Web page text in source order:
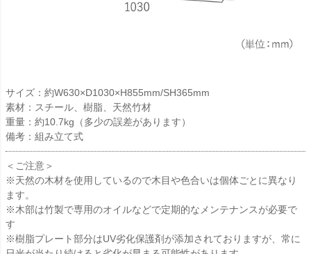
サイズ：約W630×D1030×H855mm/SH365mm
素材：スチール、樹脂、天然竹材
重量：約10.7kg（多少の誤差があります）
備考：組み立て式
＜ご注意＞
※天然の木材を使用しているので木目や色合いは個体ごとに異なり
ます。
※木部は竹製で専用のオイルなどで定期的なメンテナンスが必要で
す
※樹脂プレート部分はUV劣化保護剤が添加されておりますが、常に